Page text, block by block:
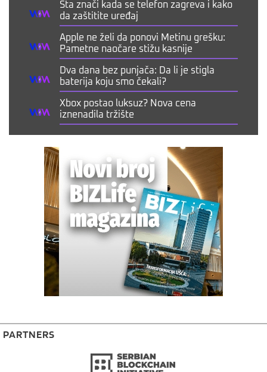
Šta znači kada se telefon zagreva i kako
da zaštitite uređaj
Apple ne želi da ponovi Metinu grešku:
Pametne naočare stižu kasnije
Dva dana bez punjača: Da li je stigla
baterija koju smo čekali?
Xbox postao luksuz? Nova cena
iznenadila tržište
PARTNERS